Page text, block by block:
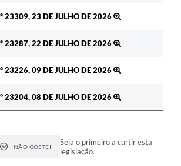
23309, 23 DE JULHO DE 2026
23287, 22 DE JULHO DE 2026
23226, 09 DE JULHO DE 2026
23204, 08 DE JULHO DE 2026
NÃO GOSTEI
Seja o primeiro a curtir esta
legislação.